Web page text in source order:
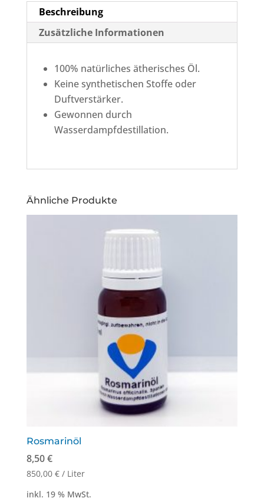
Beschreibung
Zusätzliche Informationen
100% natürliches ätherisches Öl.
Keine synthetischen Stoffe oder
Duftverstärker.
Gewonnen durch
Wasserdampfdestillation.
Ähnliche Produkte
Rosmarinöl
8,50€
850,00 €/ Liter
inkl. 19 % MwSt.